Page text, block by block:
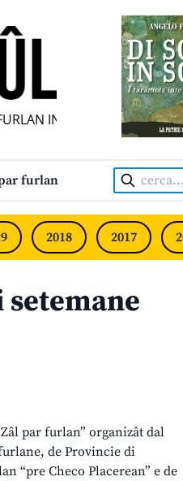
INDIPENDENT •
furlan Cerca:
2018 2017
par furlan” organizât dal
de Provincie di
“pre Checo Placerean” e de